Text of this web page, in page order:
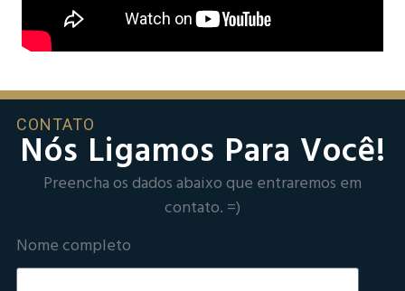
CONTATO
Nós Ligamos Para Você!
Preencha os dados abaixo que entraremos em
contato. =)
Nome completo